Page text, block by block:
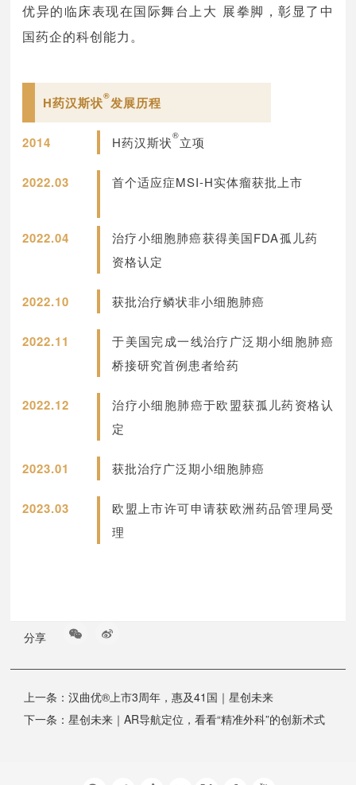
优异的临床表现在国际舞台上大展拳脚，彰显了中
国药企的科创能力。
H药汉斯状®发展历程
2014 H药汉斯状®立项
2022.03 首个适应症MSI-H实体瘤获批上市
2022.04
治疗小细胞肺癌获得美国FDA孤儿药
资格认定
2022.10 获批治疗鳞状非小细胞肺癌
2022.11
于美国完成一线治疗广泛期小细胞肺癌
桥接研究首例患者给药
2022.12
治疗小细胞肺癌于欧盟获孤儿药资格认
定
2023.01 获批治疗广泛期小细胞肺癌
2023.03
欧盟上市许可申请获欧洲药品管理局受
理
分享
上一条：汉曲优®上市3周年，惠及41国｜星创未来
下一条：星创未来｜AR导航定位，看看“精准外科”的创新术式